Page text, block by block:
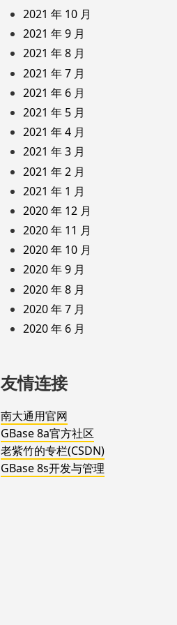
2021 年 10 月
2021 年 9 月
2021 年 8 月
2021 年 7 月
2021 年 6 月
2021 年 5 月
2021 年 4 月
2021 年 3 月
2021 年 2 月
2021 年 1 月
2020 年 12 月
2020 年 11 月
2020 年 10 月
2020 年 9 月
2020 年 8 月
2020 年 7 月
2020 年 6 月
友情连接
南大通用官网
GBase 8a官方社区
老紫竹的专栏(CSDN)
GBase 8s开发与管理